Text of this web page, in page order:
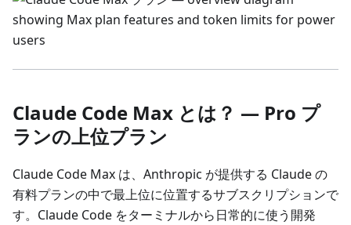
Claude Code Max とは？ — Pro プ
ランの上位プラン
Claude Code Max は、Anthropic が提供する Claude の
有料プランの中で最上位に位置するサブスクリプションで
す。Claude Code をターミナルから日常的に使う開発